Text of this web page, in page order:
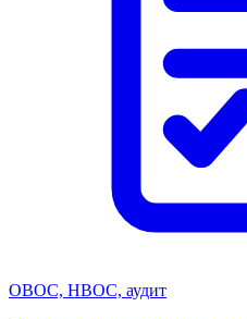
ОВОС, НВОС, аудит